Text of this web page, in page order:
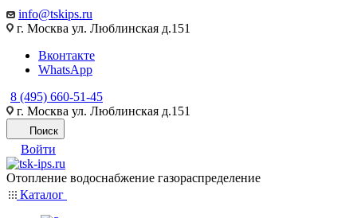
info@tskips.ru
г. Москва ул. Люблинская д.151
Вконтакте
WhatsApp
8 (495) 660-51-45
г. Москва ул. Люблинская д.151
Поиск
Войти
Отопление водоснабжение газораспределение
Каталог